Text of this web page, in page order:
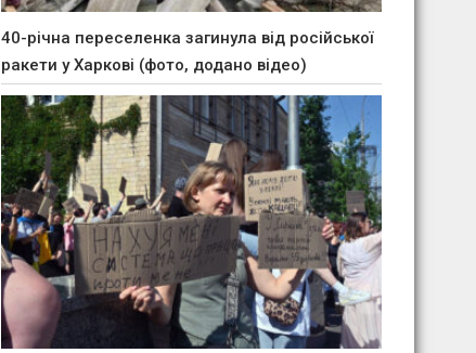
40-річна переселенка загинула від російської
ракети у Харкові (фото, додано відео)